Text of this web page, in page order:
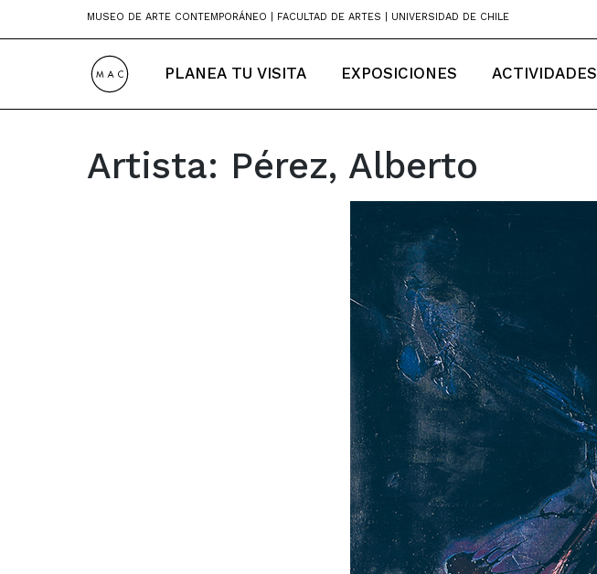
MUSEO DE ARTE CONTEMPORÁNEO | FACULTAD DE ARTES | UNIVERSIDAD DE CHILE
PLANEA TU VISITA EXPOSICIONES ACTIVIDADES
Artista: Pérez, Alberto